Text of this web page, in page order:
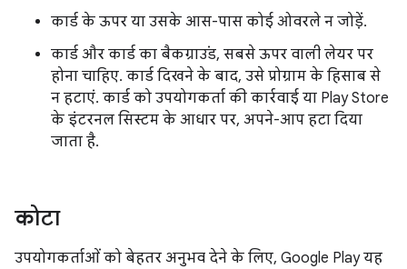
कार्ड के ऊपर या उसके आस-पास कोई ओवरले न जोड़ें.
कार्ड और कार्ड का बैकग्राउंड, सबसे ऊपर वाली लेयर पर
होना चाहिए. कार्ड दिखने के बाद, उसे प्रोग्राम के हिसाब से
न हटाएं. कार्ड को उपयोगकर्ता की कार्रवाई या Play Store
के इंटरनल सिस्टम के आधार पर, अपने-आप हटा दिया
जाता है.
कोटा
उपयोगकर्ताओं को बेहतर अनुभव देने के लिए, Google Play यह